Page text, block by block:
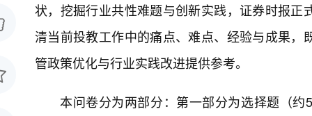
状，挖掘行业共性难题与创新实践，证券时报
清当前投教工作中的痛点、难点、经验与成果
管政策优化与行业实践改进提供参考。
本问卷分为两部分：第一部分为选择题（